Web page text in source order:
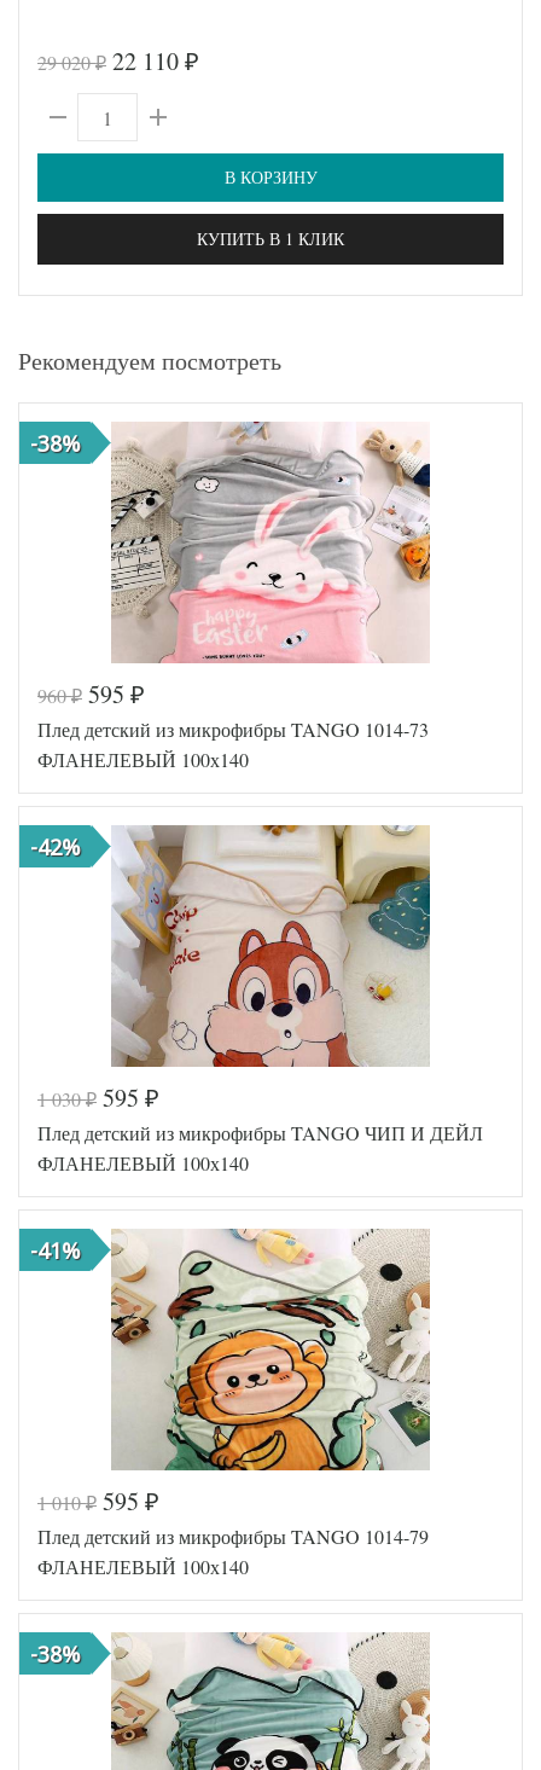
29 020₽ 22 110 ₽
В КОРЗИНУ
КУПИТЬ В 1 КЛИК
Рекомендуем посмотреть
-38%
Код товара
Артикул
TT112683
Размер пледа/
100х140
Ткань
Микрофибра
Производитель
Tango
(Китай)
960₽ 595 ₽
Плед детский из микрофибры TANGO 1014-73
ФЛАНЕЛЕВЫЙ 100х140
-42%
Код товара
Артикул
TT122154
Размер пледа/
100х140
Ткань
Микрофибра
Производитель
Tango
(Китай)
1 030₽ 595 ₽
Плед детский из микрофибры TANGO ЧИП И ДЕЙЛ
ФЛАНЕЛЕВЫЙ 100х140
-41%
1 010₽ 595 ₽
Плед детский из микрофибры TANGO 1014-79
ФЛАНЕЛЕВЫЙ 100х140
-38%